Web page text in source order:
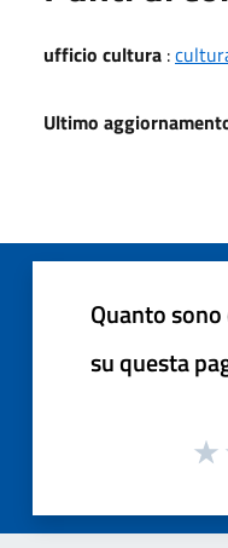
ufficio cultura :
Ultimo
Quanto
su questa